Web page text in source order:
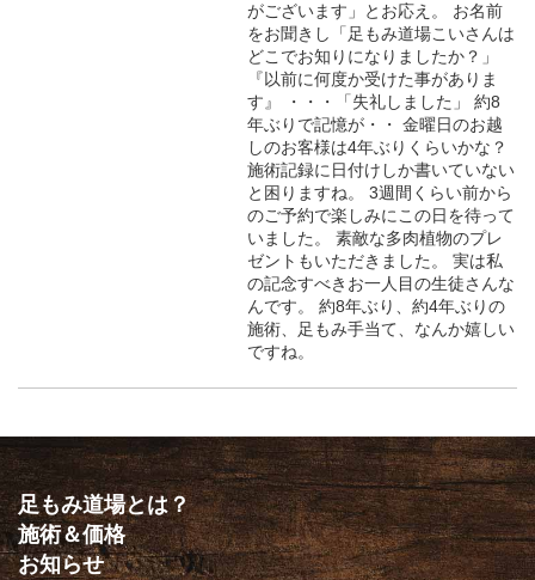
がございます」とお応え。 お名前
をお聞きし「足もみ道場こいさんは
どこでお知りになりましたか？」
『以前に何度か受けた事がありま
す』 ・・・「失礼しました」 約8
年ぶりで記憶が・・ 金曜日のお越
しのお客様は4年ぶりくらいかな？
施術記録に日付けしか書いていない
と困りますね。 3週間くらい前から
のご予約で楽しみにこの日を待って
いました。 素敵な多肉植物のプレ
ゼントもいただきました。 実は私
の記念すべきお一人目の生徒さんな
んです。 約8年ぶり、約4年ぶりの
施術、足もみ手当て、なんか嬉しい
ですね。
足もみ道場とは？
施術＆価格
お知らせ